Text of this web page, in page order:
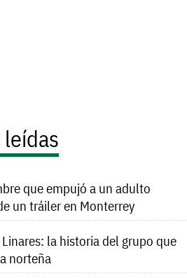
que empujó a un adulto
un tráiler en Monterrey
la historia del grupo que
norteña